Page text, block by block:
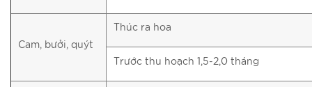
Cam, bưởi, quýt
Thúc ra hoa
Trước thu hoạch 1,5-2,0 tháng